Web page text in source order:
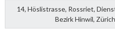
14, Höslistrasse, Rossriet,
Bezirk Hinwil,